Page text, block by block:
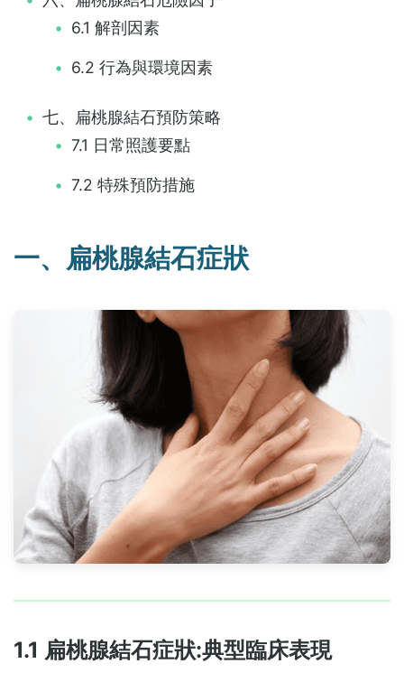
6.1 解剖因素
6.2 行為與環境因素
七、扁桃腺結石預防策略
7.1 日常照護要點
7.2 特殊預防措施
一、扁桃腺結石症狀
1.1 扁桃腺結石症狀:典型臨床表現